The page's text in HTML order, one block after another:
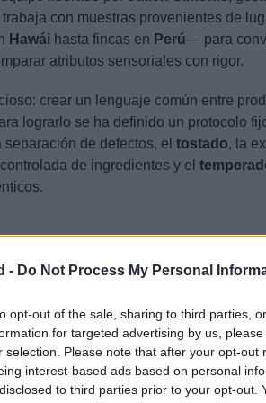
- Do Not Process My Personal
opt-out of the sale, sharing to third parties,
for targeted advertising by us,
selection. Please note that after your opt-out
interest-based ads based on personal
to third parties prior to your opt-out.
trabaja con muestras provenientes de
Hawái hasta fincas en Perú— para
atributos sensoriales con rigor.
crear un lenguaje común entre
lograrlo se ha definido un protocolo
de defectos, el tostado, la
de ingredientes y el